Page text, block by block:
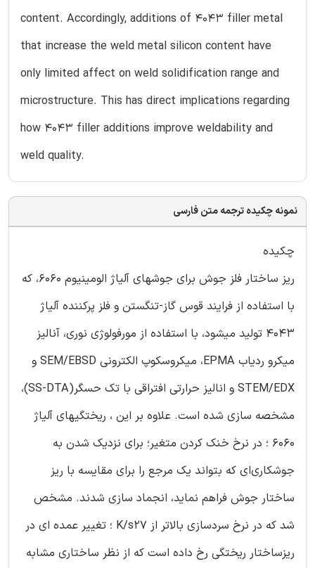
content. Accordingly, additions of 4043 filler metal
that increase the weld metal silicon content have
only limited affect on weld solidification range and
microstructure. This has direct implications regarding
how 4043 filler additions improve weldability and
weld quality.
نمونه چکیده ترجمه متن فارسی
چکیده
ریز ساختار فلز جوش برای جوشهای آلیاژ الومینیوم 6060، که
با استفاده از فرایند قوس گاز-تنگستن و فلز پرکننده آلیاژ
4043 تولید میشود، با استفاده از مورفولوژی نوری، آنالیز
میکرو ردیاب EPMA، میکروسکوپ الکترونی SEM/EBSD و
STEM/EDX و انالیز حرارتی افتراقی با تک حسگر(SS-DTA)،
مشخصه سازی شده است. علاوه بر این ، ریختگیهای آلیاژ
6060 ؛ در نرخ خنک کردن متغیر؛ برای نزدیک شدن به
جوشکاری‌ای که بتواند یک مرجع را برای مقایسه با ریز
ساختار جوش فراهم نماید، انجماد سازی شدند. مشخص
شد که در نرخ سرد‌سازی بالاتر از K/s27 ؛ تغییر عمده ‌ای در
ریز‌ساختار ریختگی رخ داده است که از نظر ساختاری مشابه